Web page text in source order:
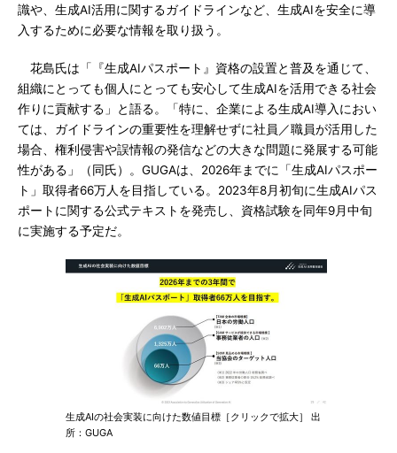
識や、生成AI活用に関するガイドラインなど、生成AIを安全に導
入するために必要な情報を取り扱う。
花島氏は「『生成AIパスポート』資格の設置と普及を通じて、
組織にとっても個人にとっても安心して生成AIを活用できる社会
作りに貢献する」と語る。「特に、企業による生成AI導入におい
ては、ガイドラインの重要性を理解せずに社員／職員が活用した
場合、権利侵害や誤情報の発信などの大きな問題に発展する可能
性がある」（同氏）。GUGAは、2026年までに「生成AIパスポー
ト」取得者66万人を目指している。2023年8月初旬に生成AIパス
ポートに関する公式テキストを発売し、資格試験を同年9月中旬
に実施する予定だ。
生成AIの社会実装に向けた数値目標［クリックで拡大］ 出
所：GUGA